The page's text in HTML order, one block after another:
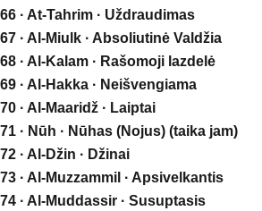
66 · At-Tahrim · Uždraudimas
67 · Al-Miulk · Absoliutinė Valdžia
68 · Al-Kalam · Rašomoji lazdelė
69 · Al-Hakka · Neišvengiama
70 · Al-Maaridž · Laiptai
71 · Nūh · Nūhas (Nojus) (taika jam)
72 · Al-Džin · Džinai
73 · Al-Muzzammil · Apsivelkantis
74 · Al-Muddassir · Susuptasis